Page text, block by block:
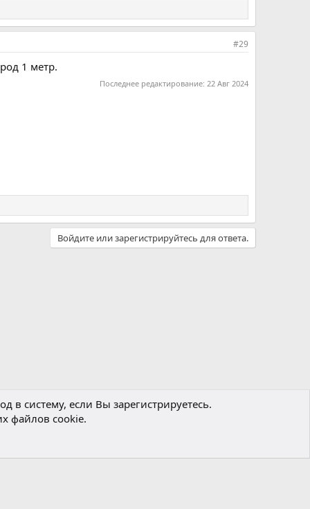
#29
1 метр.
Последнее редактирование: 22 Авг 2024
Войдите или зарегистрируйтесь для ответа.
конфиденциальности
в систему, если Вы зарегистрируетесь.
файлов cookie.